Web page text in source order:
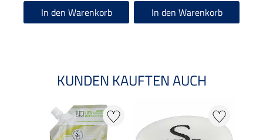
In den Warenkorb In den Warenkorb
KUNDEN KAUFTEN AUCH